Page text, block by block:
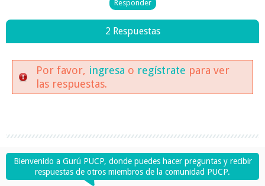
2 Respuestas
Por favor, ingresa o regístrate para ver
las respuestas.
Bienvenido a Gurú PUCP, donde puedes hacer preguntas y recibir
respuestas de otros miembros de la comunidad PUCP.